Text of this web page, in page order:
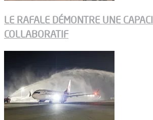
LE RAFALE DÉMONTRE UNE
COLLABORATIF